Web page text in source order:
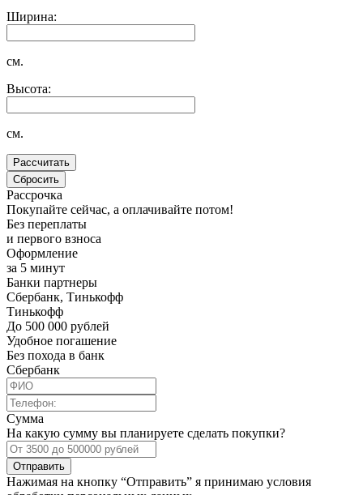
Ширина:
см.
Высота:
см.
Рассрочка
Покупайте сейчас, а оплачивайте потом!
Без переплаты
и первого взноса
Оформление
за 5 минут
Банки партнеры
Сбербанк, Тинькофф
Тинькофф
До 500 000 рублей
Удобное погашение
Без похода в банк
Сбербанк
Сумма
На какую сумму вы планируете сделать покупки?
Отправить
Нажимая на кнопку “Отправить” я принимаю условия